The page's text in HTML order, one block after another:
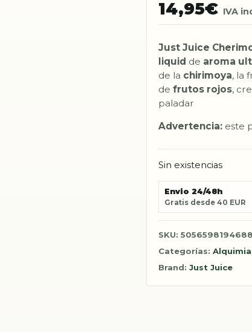
14,95€ IVA
Just Juice
liquid de aroma
de la chirimoya, la
defrutos rojos,
paladar
Advertencia: este
Sin existencias
Envio 24/48h
Gratis desde 40 EUR
SKU:5056598194688
Categorías:Alquimia
Brand:Just Juice